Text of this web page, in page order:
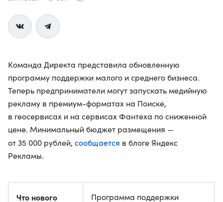
Команда Директа представила обновленную
программу поддержки малого и среднего бизнеса.
Теперь предприниматели могут запускать медийную
рекламу в премиум-форматах на Поиске,
в геосервисах и на сервисах Фантеха по сниженной
цене. Минимальный бюджет размещения —
от 35 000 рублей, сообщается в блоге Яндекс
Рекламы.
Что нового Программа поддержки